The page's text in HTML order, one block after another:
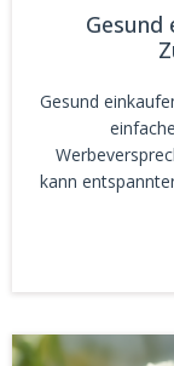
Gesund
Gesund
kann